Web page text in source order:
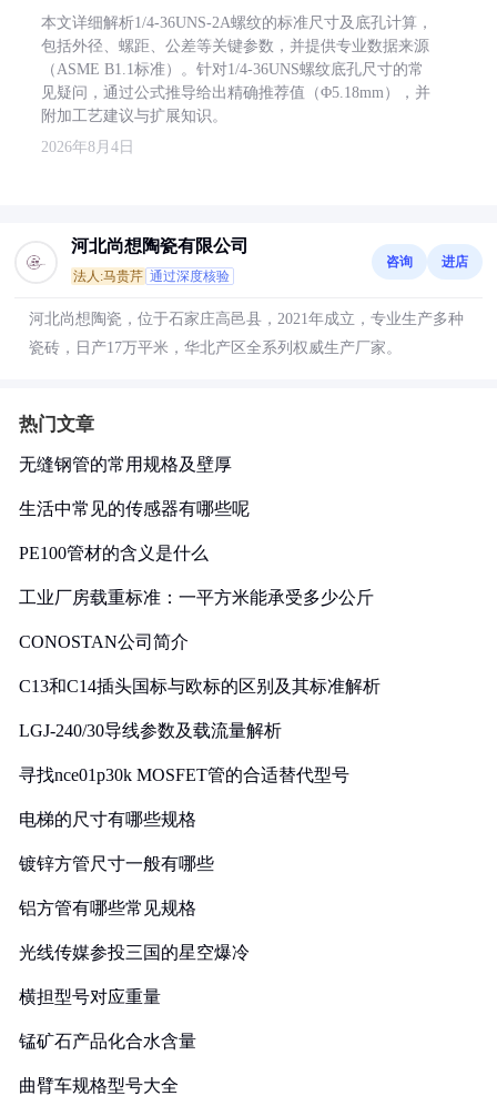
本文详细解析1/4-36UNS-2A螺纹的标准尺寸及底孔计算，
包括外径、螺距、公差等关键参数，并提供专业数据来源
（ASME B1.1标准）。针对1/4-36UNS螺纹底孔尺寸的常
见疑问，通过公式推导给出精确推荐值（Φ5.18mm），并
附加工艺建议与扩展知识。
2026年8月4日
河北尚想陶瓷有限公司
法人:马贵芹 通过深度核验
咨询 进店
河北尚想陶瓷，位于石家庄高邑县，2021年成立，专业生产多种
瓷砖，日产17万平米，华北产区全系列权威生产厂家。
热门文章
无缝钢管的常用规格及壁厚
生活中常见的传感器有哪些呢
PE100管材的含义是什么
工业厂房载重标准：一平方米能承受多少公斤
CONOSTAN公司简介
C13和C14插头国标与欧标的区别及其标准解析
LGJ-240/30导线参数及载流量解析
寻找nce01p30k MOSFET管的合适替代型号
电梯的尺寸有哪些规格
镀锌方管尺寸一般有哪些
铝方管有哪些常见规格
光线传媒参投三国的星空爆冷
横担型号对应重量
锰矿石产品化合水含量
曲臂车规格型号大全